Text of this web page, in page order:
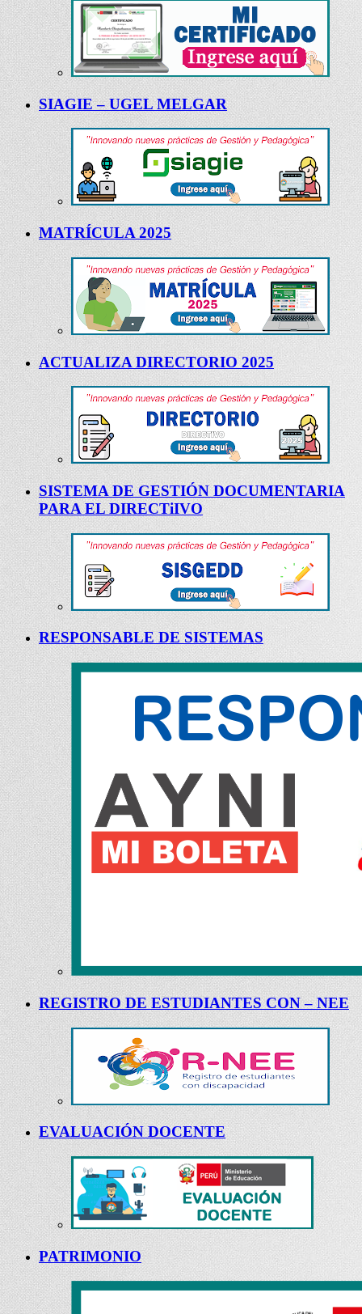
SIAGIE – UGEL MELGAR
MATRÍCULA 2025
ACTUALIZA DIRECTORIO 2025
SISTEMA DE GESTIÓN DOCUMENTARIA
PARA EL DIRECTiIVO
RESPONSABLE DE SISTEMAS
REGISTRO DE ESTUDIANTES CON – NEE
EVALUACIÓN DOCENTE
PATRIMONIO